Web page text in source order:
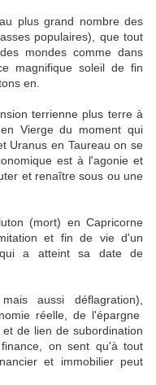
plus grand nombre des
populaires), que tout
mondes comme dans
magnifique soleil de fin
en.
terrienne plus terre à
Vierge du moment qui
Uranus en Taureau on se
est à l'agonie et
et renaître sous ou une
(mort) en Capricorne
et fin de vie d'un
qui a atteint sa date de
aussi déflagration),
réelle, de l'épargne
de lien de subordination
on sent qu'à tout
et immobilier peut